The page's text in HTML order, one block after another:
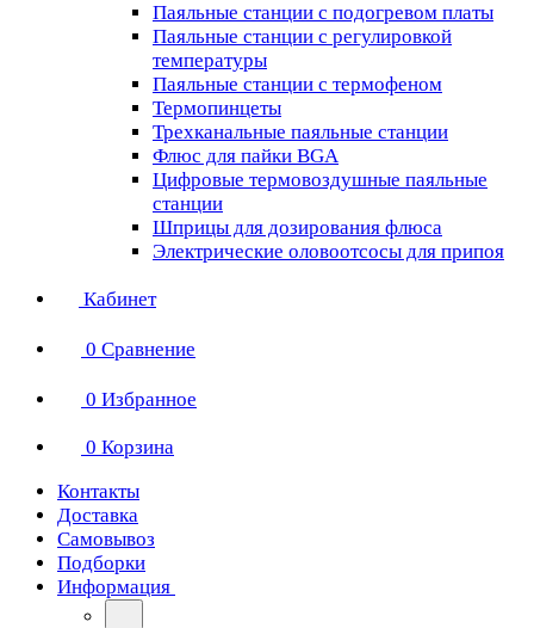
Паяльные станции с подогревом платы
Паяльные станции с регулировкой
температуры
Паяльные станции с термофеном
Термопинцеты
Трехканальные паяльные станции
Флюс для пайки BGA
Цифровые термовоздушные паяльные
станции
Шприцы для дозирования флюса
Электрические оловоотсосы для припоя
Кабинет
0 Сравнение
0 Избранное
0 Корзина
Контакты
Доставка
Самовывоз
Подборки
Информация